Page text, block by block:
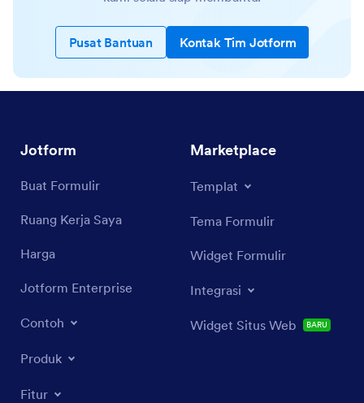
Pusat Bantuan Kontak Tim Jotform
Jotform
Buat Formulir
Ruang Kerja Saya
Harga
Jotform Enterprise
Contoh
Produk
Fitur
Marketplace
Templat
Tema Formulir
Widget Formulir
Integrasi
Widget Situs Web BARU